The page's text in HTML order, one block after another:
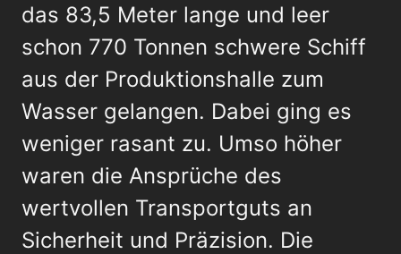
das 83,5 Meter lange und leer
schon 770 Tonnen schwere Schiff
aus der Produktionshalle zum
Wasser gelangen. Dabei ging es
weniger rasant zu. Umso höher
waren die Ansprüche des
wertvollen Transportguts an
Sicherheit und Präzision. Die